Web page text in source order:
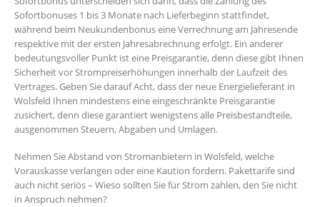
Sofortbonuses 1 bis 3 Monate nach Lieferbeginn stattfindet,
während beim Neukundenbonus eine Verrechnung am Jahresende
respektive mit der ersten Jahresabrechnung erfolgt. Ein anderer
bedeutungsvoller Punkt ist eine Preisgarantie, denn diese gibt Ihnen
Sicherheit vor Strompreiserhöhungen innerhalb der Laufzeit des
Vertrages. Geben Sie darauf Acht, dass der neue Energielieferant in
Wolsfeld Ihnen mindestens eine eingeschränkte Preisgarantie
zusichert, denn diese garantiert wenigstens alle Preisbestandteile,
ausgenommen Steuern, Abgaben und Umlagen.
Nehmen Sie Abstand von Stromanbietern in Wolsfeld, welche
Vorauskasse verlangen oder eine Kaution fordern. Pakettarife sind
auch nicht seriös – Wieso sollten Sie für Strom zahlen, den Sie nicht
in Anspruch nehmen?